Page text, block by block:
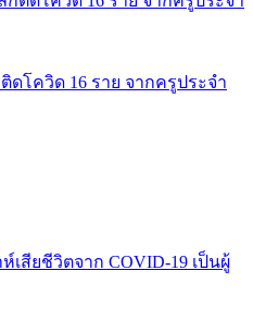
ดโควิด 16 ราย จากครูประจำ